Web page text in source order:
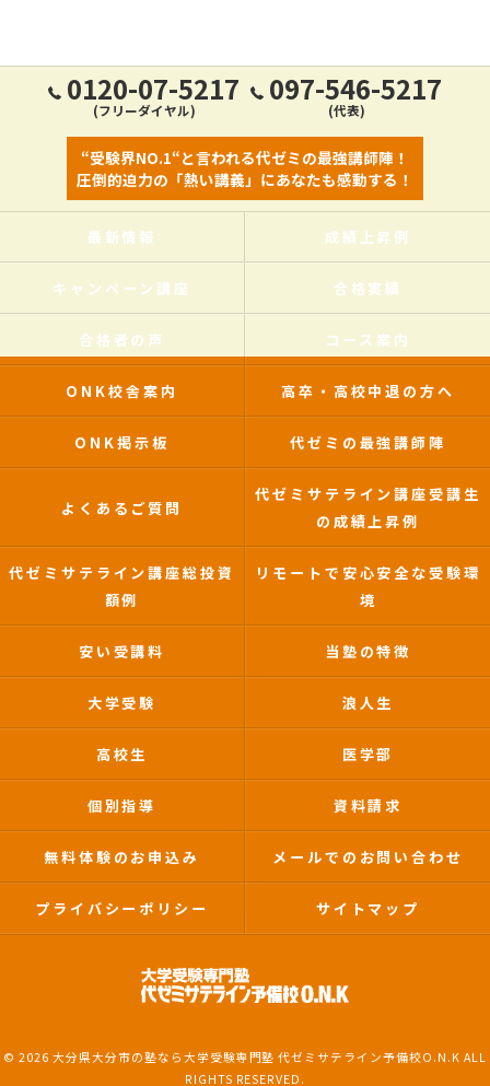
0120-07-5217
(フリーダイヤル)
097-546-5217
(代表)
“受験界NO.1“と言われる代ゼミの最強講師陣！
圧倒的迫力の「熱い講義」にあなたも感動する！
最新情報 成績上昇例
キャンペーン講座 合格実績
合格者の声 コース案内
ONK校舎案内 高卒・高校中退の方へ
ONK掲示板 代ゼミの最強講師陣
よくあるご質問
代ゼミサテライン講座受講生
の成績上昇例
代ゼミサテライン講座総投資
額例
リモートで安心安全な受験環
境
安い受講料 当塾の特徴
大学受験 浪人生
高校生 医学部
個別指導 資料請求
無料体験のお申込み メールでのお問い合わせ
プライバシーポリシー サイトマップ
© 2026 大分県大分市の塾なら大学受験専門塾 代ゼミサテライン予備校O.N.K ALL
RIGHTS RESERVED.